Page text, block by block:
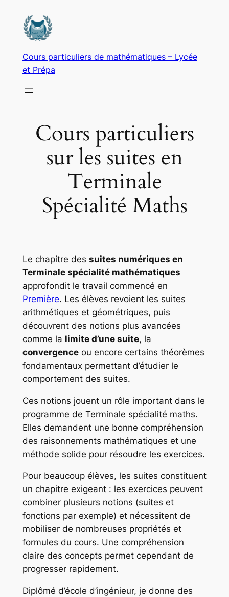
contenu
Cours particuliers de mathématiques – Lycée
et Prépa
Cours particuliers
sur les suites en
Terminale
Spécialité Maths
Le chapitre des suites numériques en
Terminale spécialité mathématiques
approfondit le travail commencé en
Première. Les élèves revoient les suites
arithmétiques et géométriques, puis
découvrent des notions plus avancées
comme la limite d’une suite, la
convergenceou encore certains théorèmes
fondamentaux permettant d’étudier le
comportement des suites.
Ces notions jouent un rôle important dans le
programme de Terminale spécialité maths.
Elles demandent une bonne compréhension
des raisonnements mathématiques et une
méthode solide pour résoudre les exercices.
Pour beaucoup élèves, les suites constituent
un chapitre exigeant : les exercices peuvent
combiner plusieurs notions (suites et
fonctions par exemple) et nécessitent de
mobiliser de nombreuses propriétés et
formules du cours. Une compréhension
claire des concepts permet cependant de
progresser rapidement.
Diplômé d’école d’ingénieur, je donne des